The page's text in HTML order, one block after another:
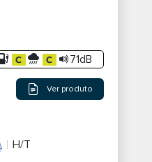
71dB
Ver produto
H/T